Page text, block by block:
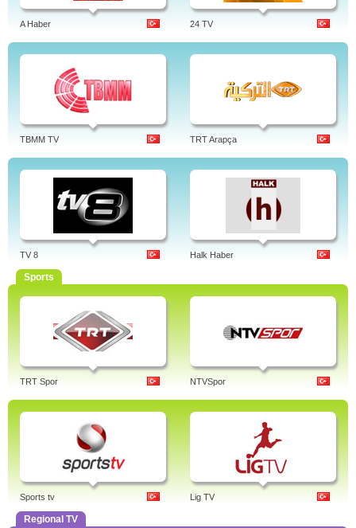
A Haber 24 TV
TBMM TV TRT Arapça
TV 8 Halk Haber
Sports
TRT Spor NTVSpor
Sports tv Lig TV
Regional TV